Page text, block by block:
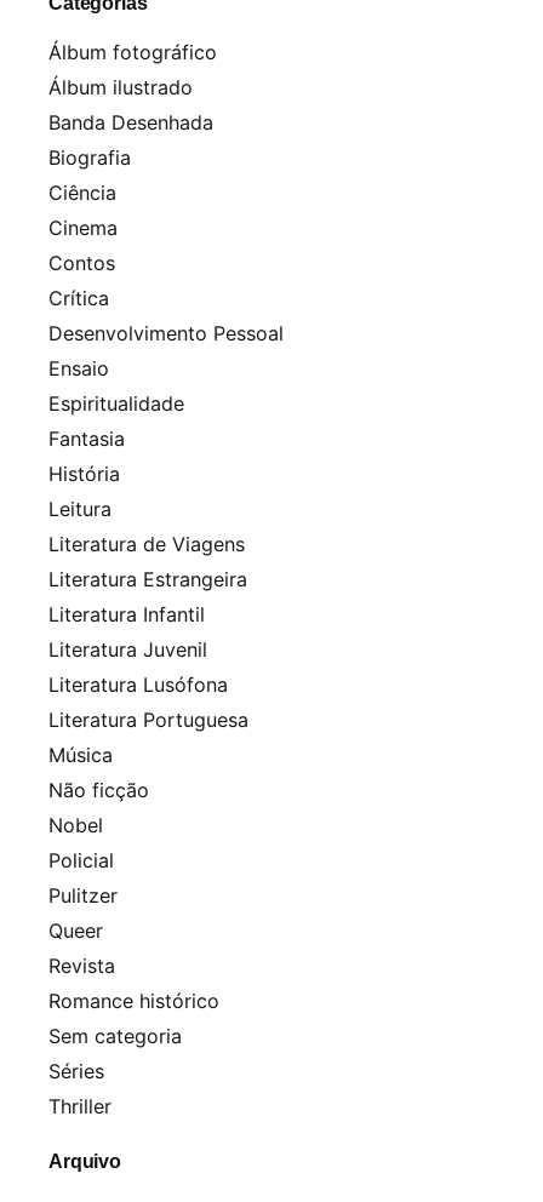
Álbum fotográfico
Álbum ilustrado
Banda Desenhada
Biografia
Ciência
Cinema
Contos
Crítica
Desenvolvimento Pessoal
Ensaio
Espiritualidade
Fantasia
História
Leitura
Literatura de Viagens
Literatura Estrangeira
Literatura Infantil
Literatura Juvenil
Literatura Lusófona
Literatura Portuguesa
Música
Não ficção
Nobel
Policial
Pulitzer
Queer
Revista
Romance histórico
Sem categoria
Séries
Thriller
Arquivo